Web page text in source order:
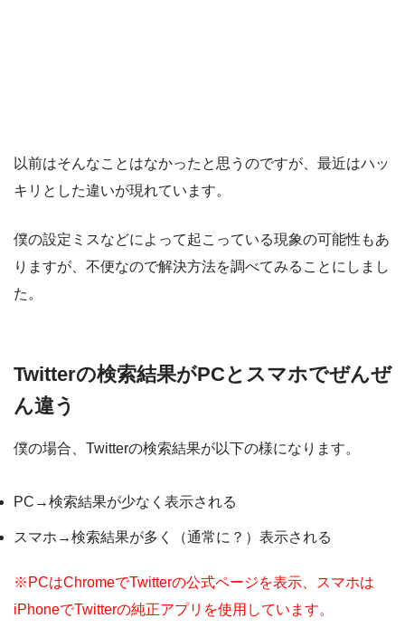
以前はそんなことはなかったと思うのですが、最近はハッ
キリとした違いが現れています。
僕の設定ミスなどによって起こっている現象の可能性もあ
りますが、不便なので解決方法を調べてみることにしまし
た。
Twitterの検索結果がPCとスマホでぜんぜ
ん違う
僕の場合、Twitterの検索結果が以下の様になります。
PC→検索結果が少なく表示される
スマホ→検索結果が多く（通常に？）表示される
※PCはChromeでTwitterの公式ページを表示、スマホは
iPhoneでTwitterの純正アプリを使用しています。